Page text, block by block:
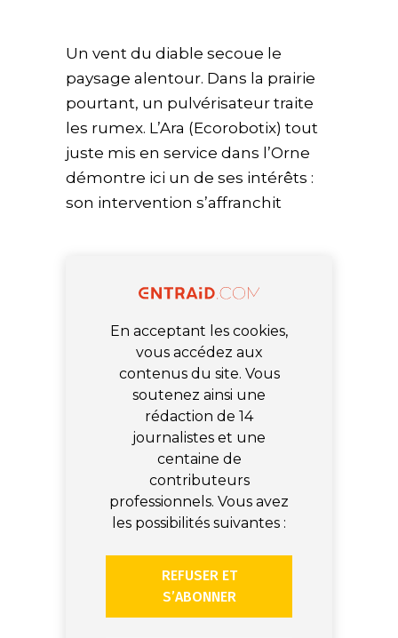
Un vent du diable secoue le
paysage alentour. Dans la prairie
pourtant, un pulvérisateur traite
les rumex. L’Ara (Ecorobotix) tout
juste mis en service dans l’Orne
démontre ici un de ses intérêts :
son intervention s’affranchit
En acceptant les cookies,
vous accédez aux
contenus du site. Vous
soutenez ainsi une
rédaction de 14
journalistes et une
centaine de
contributeurs
professionnels. Vous avez
les possibilités suivantes :
REFUSER ET
S’ABONNER